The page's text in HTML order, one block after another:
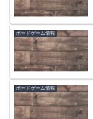
ボードゲーム情報
ボードゲーム情報